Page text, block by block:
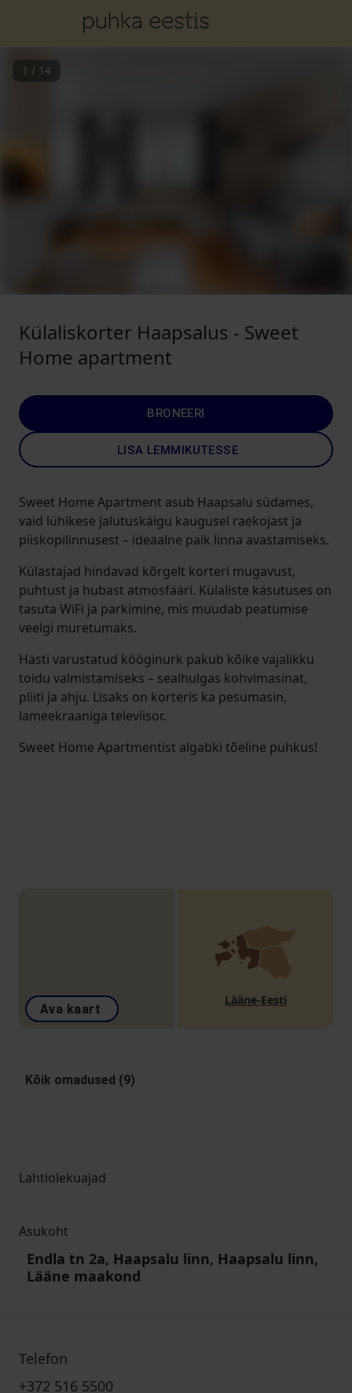
1 / 14
Külaliskorter Haapsalus - Sweet
Home apartment
BRONEERI
LISA LEMMIKUTESSE
Sweet Home Apartment asub Haapsalu südames,
vaid lühikese jalutuskäigu kaugusel raekojast ja
piiskopilinnusest – ideaalne paik linna avastamiseks.
Külastajad hindavad kõrgelt korteri mugavust,
puhtust ja hubast atmosfääri. Külaliste käsutuses on
tasuta WiFi ja parkimine, mis muudab peatumise
veelgi muretumaks.
Hästi varustatud kööginurk pakub kõike vajalikku
toidu valmistamiseks – sealhulgas kohvimasinat,
pliiti ja ahju. Lisaks on korteris ka pesumasin,
lameekraaniga televiisor.
Sweet Home Apartmentist algabki tõeline puhkus!
Ava kaart
Lääne-Eesti
Kõik omadused (9)
Lahtiolekuajad
Asukoht
Endla tn 2a, Haapsalu linn, Haapsalu linn,
Lääne maakond
Telefon
+372 516 5500